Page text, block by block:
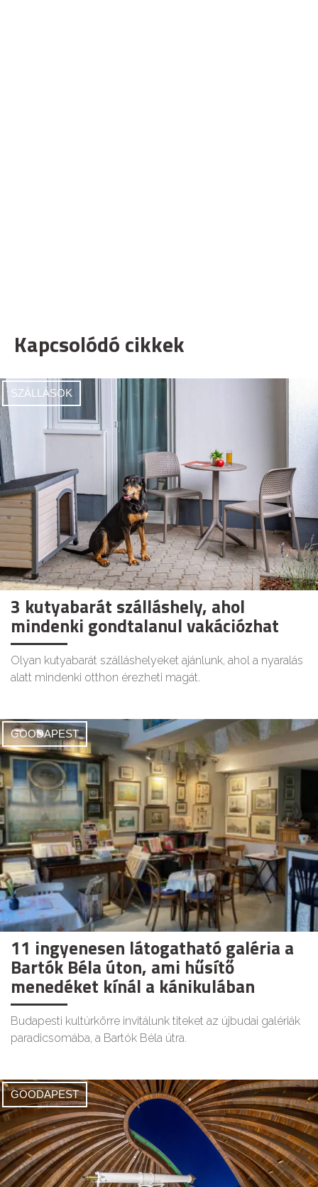
Kapcsolódó cikkek
SZÁLLÁSOK
3 kutyabarát szálláshely, ahol
mindenki gondtalanul vakációzhat
Olyan kutyabarát szálláshelyeket ajánlunk, ahol a nyaralás
alatt mindenki otthon érezheti magát.
GOODAPEST
11 ingyenesen látogatható galéria a
Bartók Béla úton, ami hűsítő
menedéket kínál a kánikulában
Budapesti kultúrkörre invitálunk titeket az újbudai galériák
paradicsomába, a Bartók Béla útra.
GOODAPEST